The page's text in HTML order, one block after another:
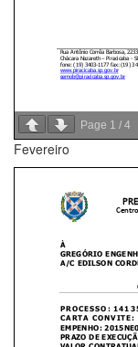
Page 1 / 4
Fevereiro